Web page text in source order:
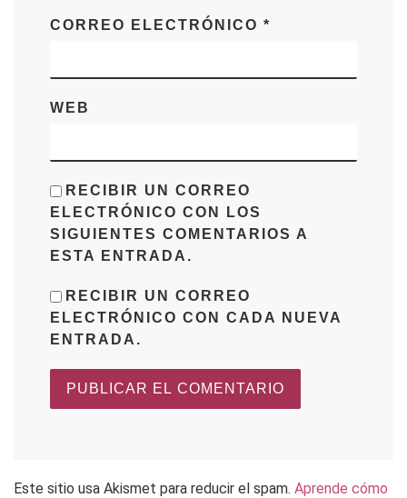
CORREO ELECTRÓNICO *
WEB
RECIBIR UN CORREO
ELECTRÓNICO CON LOS
SIGUIENTES COMENTARIOS A
ESTA ENTRADA.
RECIBIR UN CORREO
ELECTRÓNICO CON CADA NUEVA
ENTRADA.
Este sitio usa Akismet para reducir el spam. Aprende cómo